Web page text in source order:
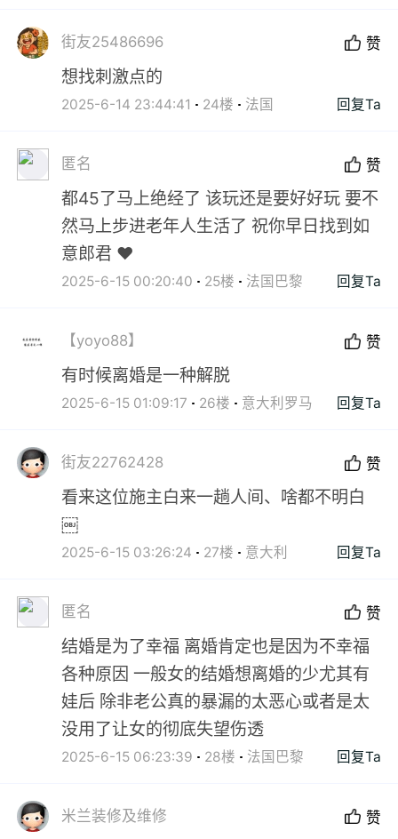
街友25486696 赞
想找刺激点的
2025-6-14 23:44:41 24楼 法国 回复Ta
匿名 赞
都45了马上绝经了 该玩还是要好好玩 要不
然马上步进老年人生活了 祝你早日找到如
意郎君 ♥️
2025-6-15 00:20:40 25楼 法国巴黎 回复Ta
【yoyo88】 赞
有时候离婚是一种解脱
2025-6-15 01:09:17 26楼 意大利罗马 回复Ta
街友22762428 赞
看来这位施主白来一趟人间、啥都不明白
￼
2025-6-15 03:26:24 27楼 意大利 回复Ta
匿名 赞
结婚是为了幸福 离婚肯定也是因为不幸福
各种原因 一般女的结婚想离婚的少尤其有
娃后 除非老公真的暴漏的太恶心或者是太
没用了让女的彻底失望伤透
2025-6-15 06:23:39 28楼 法国巴黎 回复Ta
米兰装修及维修 赞